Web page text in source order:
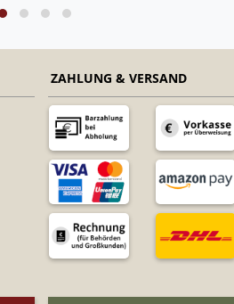
ZAHLUNG & VERSAND